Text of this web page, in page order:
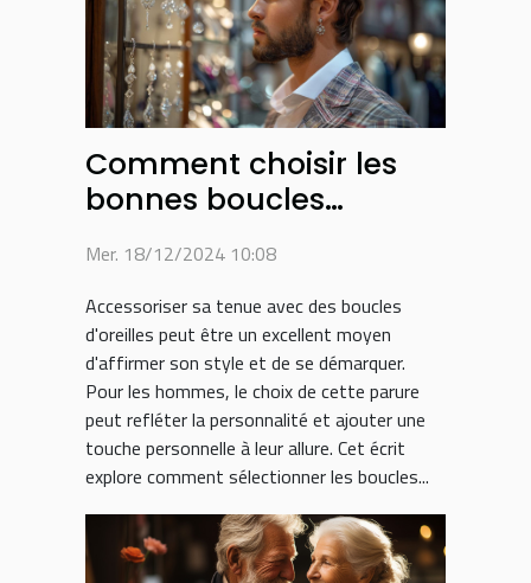
Comment choisir les
bonnes boucles
Mer. 18/12/2024 10:08
Accessoriser sa tenue avec des boucles
d'oreilles peut être un excellent moyen
d'affirmer son style et de se démarquer.
Pour les hommes, le choix de cette parure
peut refléter la personnalité et ajouter une
touche personnelle à leur allure. Cet écrit
explore comment sélectionner les boucles...